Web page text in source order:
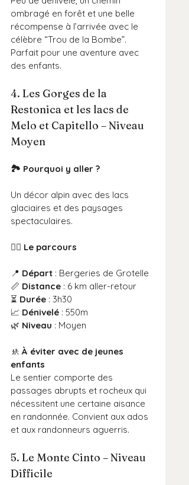
ombragé en forêt et une belle
récompense à l’arrivée avec le
célèbre “Trou de la Bombe”.
Parfait pour une aventure avec
des enfants.
4. Les Gorges de la
Restonica et les lacs de
Melo et Capitello – Niveau
Moyen
🏞️ Pourquoi y aller ?
Un décor alpin avec des lacs
glaciaires et des paysages
spectaculaires.
🚶‍♂️ Le parcours
📍 Départ : Bergeries de Grotelle
📏 Distance : 6 km aller-retour
⏳ Durée : 3h30
📈 Dénivelé : 550m
🌿 Niveau : Moyen
🚸 À éviter avec de jeunes
enfants
Le sentier comporte des
passages abrupts et rocheux qui
nécessitent une certaine aisance
en randonnée. Convient aux ados
et aux randonneurs aguerris.
5. Le Monte Cinto – Niveau
Difficile